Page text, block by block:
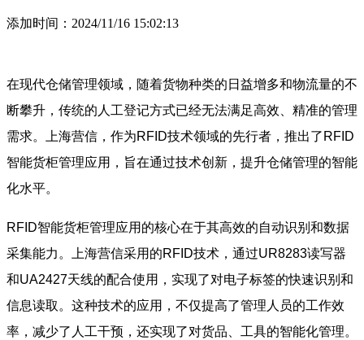
添加时间：2024/11/16 15:02:13
在现代仓储管理领域，随着货物种类的日益增多和物流量的不
断攀升，传统的人工登记方式已经无法满足高效、精准的管理
需求。上海营信，作为RFID技术领域的先行者，推出了RFID
智能货柜管理应用，旨在通过技术创新，提升仓储管理的智能
化水平。
RFID智能货柜管理应用的核心在于其高效的自动识别和数据
采集能力。上海营信采用的RFID技术，通过UR8283读写器
和UA2427天线的配合使用，实现了对电子标签的快速识别和
信息读取。这种技术的应用，不仅提高了管理人员的工作效
率，减少了人工干预，还实现了对货品、工具的智能化管理。